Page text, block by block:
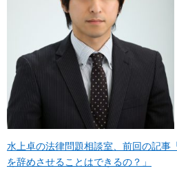
水上卓の法律問題相談室、前回の記事
を辞めさせることはできるの？」